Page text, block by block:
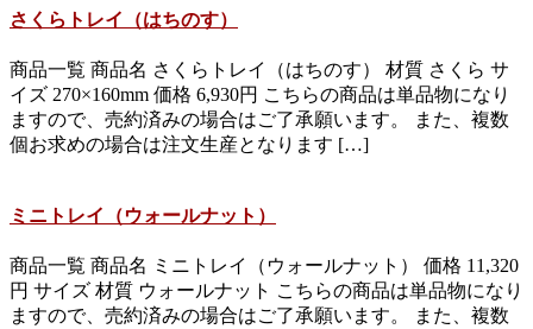
さくらトレイ（はちのす）
商品一覧 商品名 さくらトレイ（はちのす） 材質 さくら サ
イズ 270×160mm 価格 6,930円 こちらの商品は単品物になり
ますので、売約済みの場合はご了承願います。 また、複数
個お求めの場合は注文生産となります […]
ミニトレイ（ウォールナット）
商品一覧 商品名 ミニトレイ（ウォールナット） 価格 11,320
円 サイズ 材質 ウォールナット こちらの商品は単品物になり
ますので、売約済みの場合はご了承願います。 また、複数